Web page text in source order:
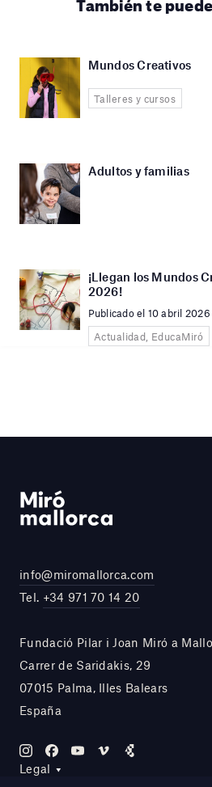
Mundos Creativos
Talleres y cursos
Adultos y familias
¡Llegan los Mundos
2026!
Publicado el 10 abril 2026
Actualidad, EducaMiró
info@miromallorca.com
Tel. +34 971 70 14 20
Fundació Pilar i Joan Miró a
Carrer de Saridakis, 29
07015 Palma, Illes Balears
España
Legal